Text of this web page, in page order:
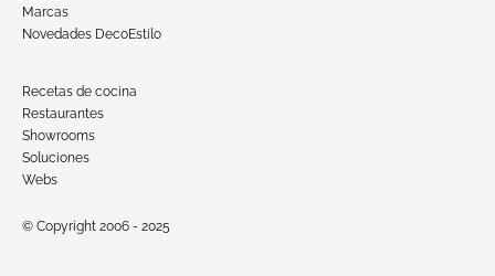
Marcas
Novedades DecoEstilo
Recetas de cocina
Restaurantes
Showrooms
Soluciones
Webs
© Copyright 2006 - 2025